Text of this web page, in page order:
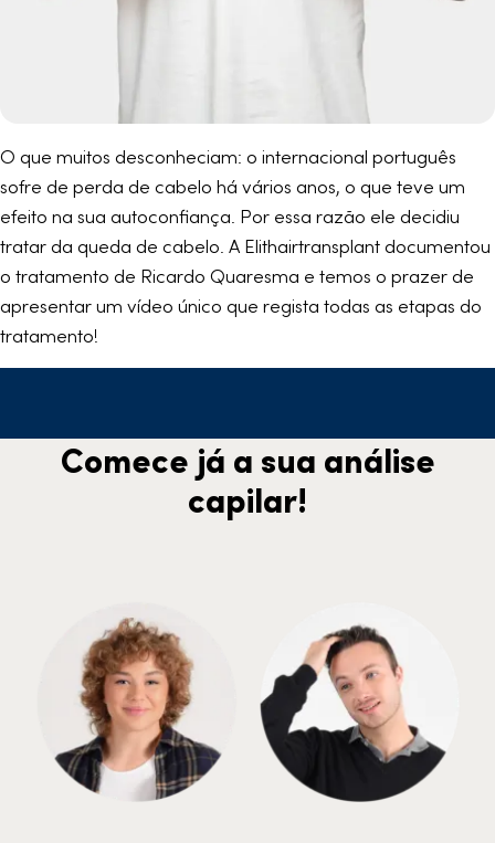
O que muitos desconheciam: o internacional português
sofre de perda de cabelo há vários anos, o que teve um
efeito na sua autoconfiança. Por essa razão ele decidiu
tratar da queda de cabelo. A Elithairtransplant documentou
o tratamento de Ricardo Quaresma e temos o prazer de
apresentar um vídeo único que regista todas as etapas do
tratamento!
Comece já a sua análise
capilar!